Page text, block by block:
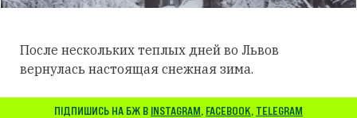
После нескольких теплых дней во Львов
вернулась настоящая снежная зима.
ПІДПИШИСЬ НА БЖ В INSTAGRAM, FACEBOOK, TELEGRAM